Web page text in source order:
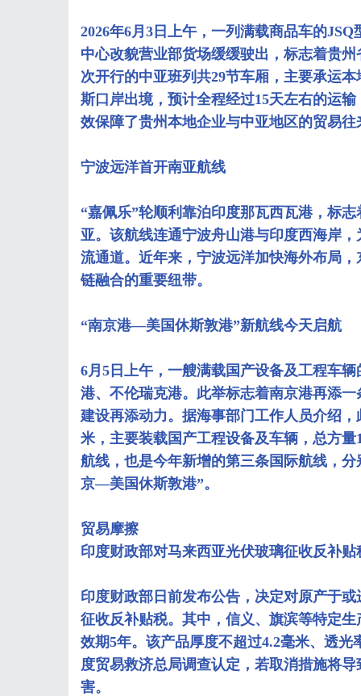
2026年6月3日上午，一列满载商品车的
中心改貌营业部货场缓缓驶出，标志着‌贵
次开行的中亚班列共29节车厢，主要承运
斯口岸出境，预计全程经过15天左右的运
效保障了贵州本地企业与中亚地区的贸易往
宁波远洋首开南亚航线
“嘉佩乐”轮顺利靠泊印度那瓦西瓦港，标
亚。该航线连通宁波舟山港与印度西海岸
流通道。近年来，宁波远洋加快海外布局
链融合的重要纽带。
“南京港—美国休斯敦港”新航线今天启航
6月5日上午，一艘满载国产设备及工程车
港、不伦瑞克港。此举标志着南京港再添
建设再添动力。据海事部门工作人员介绍
米，主要装载国产工程设备及车辆，总方
航线，也是今年新增的第三条国际航线，
京—美国休斯敦港”。
贸易摩擦
印度财政部对马来西亚光伏玻璃征收反补贴
印度财政部日前发布公告，决定对原产于
征收反补贴税。其中，信义、旗滨等特定
效期5年。该产品厚度不超过4.2毫米、透
度贸易救济总局调查认定，若取消措施将
害。